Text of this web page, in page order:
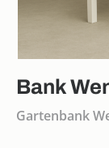
Bank
Gartenbank